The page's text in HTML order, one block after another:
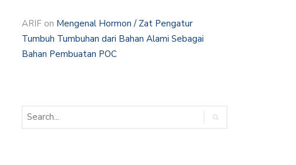
ARIF on Mengenal Hormon / Zat Pengatur
Tumbuh Tumbuhan dari Bahan Alami Sebagai
Bahan Pembuatan POC